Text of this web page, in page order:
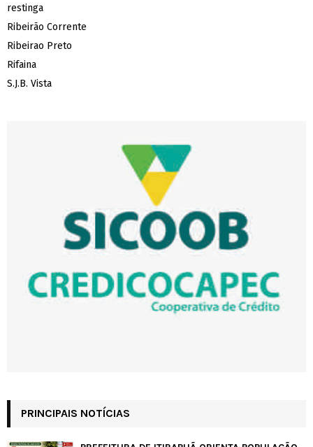
restinga
Ribeirão Corrente
Ribeirao Preto
Rifaina
S.J.B. Vista
PRINCIPAIS NOTÍCIAS